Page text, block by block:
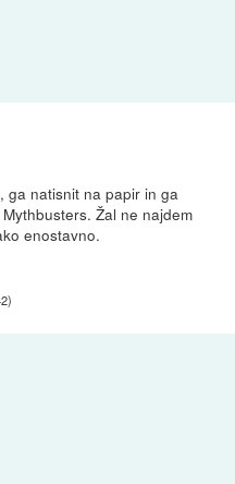
ga natisnit na papir in ga
Žal ne najdem
enostavno.
)